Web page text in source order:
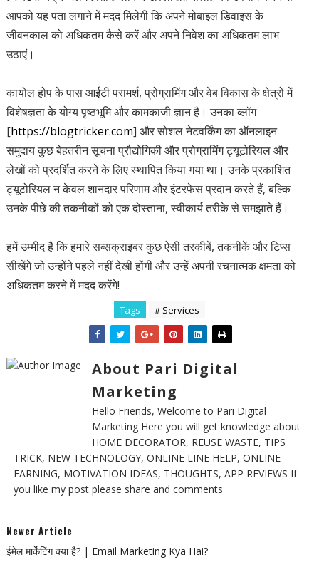
आपको यह पता लगाने में मदद मिलेगी कि अपने मोबाइल डिवाइस के
जीवनकाल को अधिकतम कैसे करें और अपने निवेश का अधिकतम लाभ
उठाएं।
कायोल होप के पास आईटी परामर्श, प्रोग्रामिंग और वेब विकास के क्षेत्रों में
विशेषज्ञता के योग्य पृष्ठभूमि और कामकाजी ज्ञान है। उनका ब्लॉग
[https://blogtricker.com] और सोशल नेटवर्किंग का ऑनलाइन
समुदाय कुछ बेहतरीन सूचना प्रौद्योगिकी और प्रोग्रामिंग ट्यूटोरियल और
लेखों को प्रदर्शित करने के लिए स्थापित किया गया था। उनके प्रकाशित
ट्यूटोरियल न केवल शानदार परिणाम और इंटरफेस प्रदान करते हैं, बल्कि
उनके पीछे की तकनीकों को एक दोस्ताना, स्वीकार्य तरीके से समझाते हैं।
हमें उम्मीद है कि हमारे सब्सक्राइबर कुछ ऐसी तरकीबें, तकनीकें और टिप्स
सीखेंगे जो उन्होंने पहले नहीं देखी होंगी और उन्हें अपनी रचनात्मक क्षमता को
अधिकतम करने में मदद करेंगे!
Tags # Services
About Pari Digital
Marketing
Hello Friends, Welcome to Pari Digital
Marketing Here you will get knowledge about
HOME DECORATOR, REUSE WASTE, TIPS
TRICK, NEW TECHNOLOGY, ONLINE LINE HELP, ONLINE
EARNING, MOTIVATION IDEAS, THOUGHTS, APP REVIEWS If
you like my post please share and comments
Newer Article
ईमेल मार्केटिंग क्या है? | Email Marketing Kya Hai?